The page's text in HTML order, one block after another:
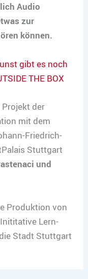
Audio
zur
können.
gibt es noch
THE BOX
der
mit dem
Friedrich-
Stuttgart
und
Produktion von
Lern-
Stadt Stuttgart